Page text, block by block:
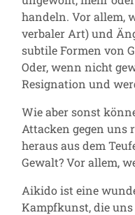
handeln. Vor allem,
verbaler Art) und
subtile Formen von
Oder, wenn nicht
Resignation und
Wie aber sonst
Attacken gegen uns
heraus aus dem
Gewalt? Vor allem,
Aikido ist eine
Kampfkunst, die